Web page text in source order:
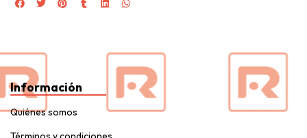
Información
Quiénes somos